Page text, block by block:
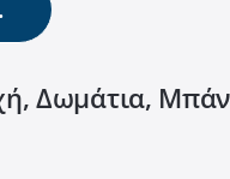
Δωμάτια,